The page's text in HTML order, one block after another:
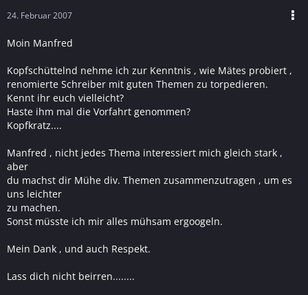
24. Februar 2007
Moin Manfred
Kopfschüttelnd nehme ich zur Kenntnis , wie Mätes probiert ,
renomierte Schreiber mit guten Themen zu torpedieren.
Kennt ihr euch vielleicht?
Haste ihm mal die Vorfahrt genommen?
Kopfkratz....
Manfred , nicht jedes Thema interessiert mich gleich stark ,
aber
du machst dir Mühe div. Themen zusammenzutragen , um es
uns leichter
zu machen.
Sonst müsste ich mir alles mühsam ergoogeln.
Mein Dank , und auch Respekt.
Lass dich nicht beirren........